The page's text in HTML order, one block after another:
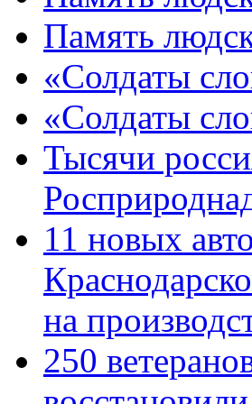
Память
«Солдаты
«Солдаты
Тысячи
11 новых
на
250